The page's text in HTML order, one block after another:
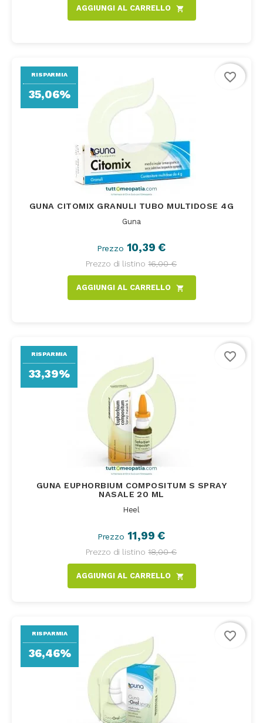
AGGIUNGI AL CARRELLO shopping_cart
GUNA CITOMIX GRANULI TUBO MULTIDOSE 4G
Guna
Prezzo 10,39 €
Prezzo di listino 16,00 €
AGGIUNGI AL CARRELLO shopping_cart
RISPARMIA
35,06%
favorite_border
GUNA EUPHORBIUM COMPOSITUM S SPRAY
NASALE 20 ML
Heel
Prezzo 11,99 €
Prezzo di listino 18,00 €
AGGIUNGI AL CARRELLO shopping_cart
RISPARMIA
33,39%
favorite_border
RISPARMIA
36,46%
favorite_border